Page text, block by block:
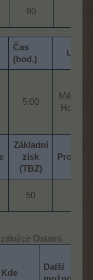
80​
Čas
(hod.)
5:00​
Měsíční
Základní
zisk
(TBZ)
50​
Ostatní.
Kde
Další